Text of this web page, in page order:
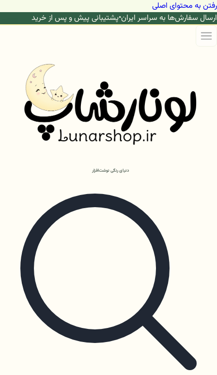
رفتن به محتوای اصلی
ارسال سفارش‌ها به سراسر ایران•پشتیبانی پیش و پس از خرید
دنیای رنگی نوشت‌افزار